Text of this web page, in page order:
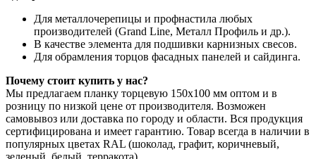
Для металлочерепицы и профнастила любых
производителей (Grand Line, Металл Профиль и др.).
В качестве элемента для подшивки карнизных свесов.
Для обрамления торцов фасадных панелей и сайдинга.
Почему стоит купить у нас?
Мы предлагаем планку торцевую 150х100 мм оптом и в
розницу по низкой цене от производителя. Возможен
самовывоз или доставка по городу и области. Вся продукция
сертифицирована и имеет гарантию. Товар всегда в наличии в
популярных цветах RAL (шоколад, графит, коричневый,